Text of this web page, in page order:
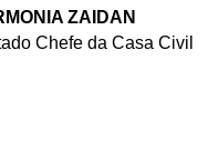
ZAIDAN
Chefe da Casa Civil